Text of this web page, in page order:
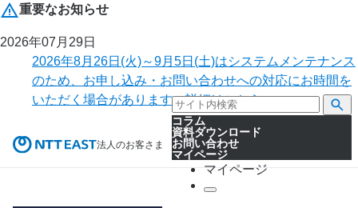
重要なお知らせ
2026年07月29日
2026年8月26日(火)～9月5日(土)はシステムメンテナンス
のため、お申し込み・お問い合わせへの対応にお時間を
いただく場合があります。詳細はこちら。
法人のお客さま
コラム
資料ダウンロード
お問い合わせ
マイページ
マイページ